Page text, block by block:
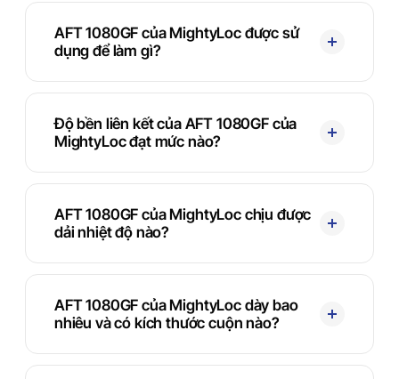
AFT 1080GF của MightyLoc được sử
dụng để làm gì?
Độ bền liên kết của AFT 1080GF của
MightyLoc đạt mức nào?
AFT 1080GF của MightyLoc chịu được
dải nhiệt độ nào?
AFT 1080GF của MightyLoc dày bao
nhiêu và có kích thước cuộn nào?